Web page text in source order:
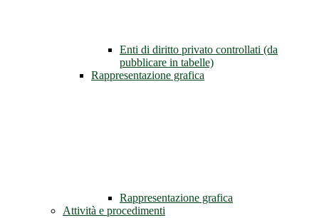
Enti di diritto privato controllati (da
pubblicare in tabelle)
Rappresentazione grafica
Rappresentazione grafica
Attività e procedimenti